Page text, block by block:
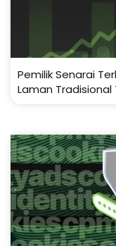
Pemilik Senarai
Laman